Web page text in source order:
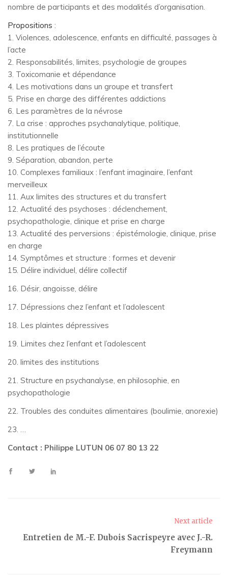
nombre de participants et des modalités d’organisation.
Propositions :
1. Violences, adolescence, enfants en difficulté, passages à
l’acte
2. Responsabilités, limites, psychologie de groupes
3. Toxicomanie et dépendance
4. Les motivations dans un groupe et transfert
5. Prise en charge des différentes addictions
6. Les paramètres de la névrose
7. La crise : approches psychanalytique, politique,
institutionnelle
8. Les pratiques de l’écoute
9. Séparation, abandon, perte
10. Complexes familiaux : l’enfant imaginaire, l’enfant
merveilleux
11. Aux limites des structures et du transfert
12. Actualité des psychoses : déclenchement,
psychopathologie, clinique et prise en charge
13. Actualité des perversions : épistémologie, clinique, prise
en charge
14. Symptômes et structure : formes et devenir
15. Délire individuel, délire collectif
16. Désir, angoisse, délire
17. Dépressions chez l’enfant et l’adolescent
18. Les plaintes dépressives
19. Limites chez l’enfant et l’adolescent
20. limites des institutions
21. Structure en psychanalyse, en philosophie, en
psychopathologie
22. Troubles des conduites alimentaires (boulimie, anorexie)
23. …
Contact : Philippe LUTUN 06 07 80 13 22
Next article
Entretien de M.-F. Dubois Sacrispeyre avec J.-R.
Freymann